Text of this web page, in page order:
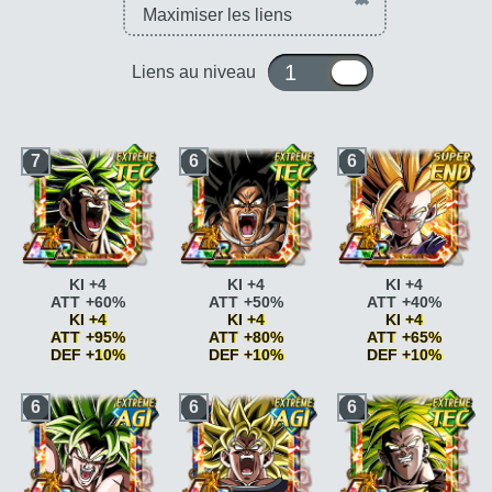
Liens au niveau 1 ou 10
7
Race saiyan
ATT
+5%
Race saiyanATT
+10%
Paré au combatKI
+2
KI +4
ATT +60%
KI +4
ATT +95%
DEF +10%
6
Race saiyan
ATT
+5%
Race saiyanATT
+10%
Paré au combatKI
+2
KI +4
ATT +50%
KI +4
ATT +80%
DEF +10%
6
Race saiyan
ATT
+5%
Race saiyanATT
+10%
Paré au combatKI
+2
KI +4
ATT +40%
KI +4
ATT +65%
DEF +10%
6 6 6